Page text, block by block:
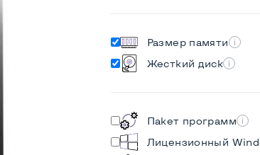
Размер памяти
Жесткий диск
Пакет программ
Лицензионный